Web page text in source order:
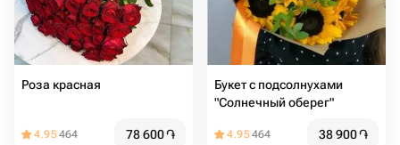
Роза красная
4.95464 78 600֏
Букет с подсолнухами
"Солнечный оберег"
4.95464 38 900֏